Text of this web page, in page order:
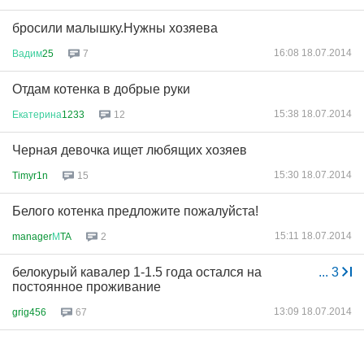
бросили малышку.Нужны хозяева
Вадим25 7 16:08 18.07.2014
Отдам котенка в добрые руки
Екатерина1233 12 15:38 18.07.2014
Черная девочка ищет любящих хозяев
Timyr1n 15 15:30 18.07.2014
Белого котенка предложите пожалуйста!
managerМTA 2 15:11 18.07.2014
... 3
белокурый кавалер 1-1.5 года остался на
постоянное проживание
grig456 67 13:09 18.07.2014